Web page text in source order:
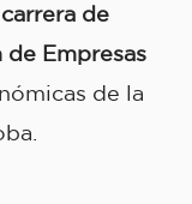
de
Empresas
de la